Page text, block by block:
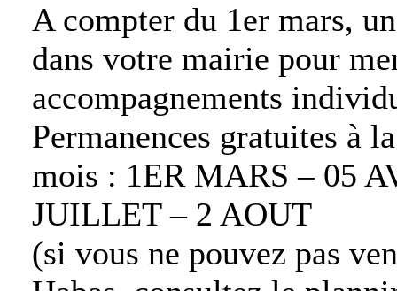
A compter du 1er mars,
dans votre mairie pour
accompagnements
Permanences gratuites à
mois : 1ER MARS – 05
JUILLET – 2 AOUT
(si vous ne pouvez pas